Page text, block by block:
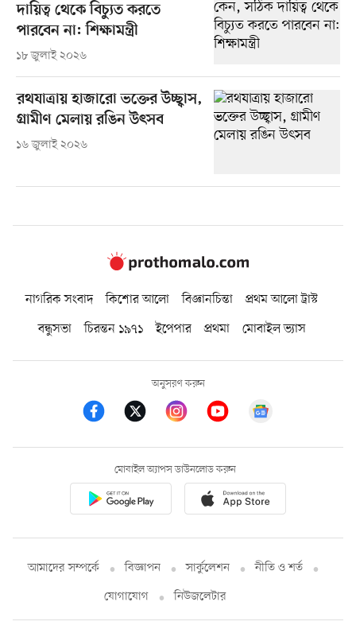
দায়িত্ব থেকে বিচ্যুত করতে
পারবেন না: শিক্ষামন্ত্রী
১৮ জুলাই ২০২৬
রথযাত্রায় হাজারো ভক্তের উচ্ছ্বাস,
গ্রামীণ মেলায় রঙিন উৎসব
১৬ জুলাই ২০২৬
নাগরিক সংবাদ কিশোর আলো বিজ্ঞানচিন্তা
প্রথম আলো ট্রাস্ট
বন্ধুসভা
চিরন্তন ১৯৭১ ইপেপার প্রথমা মোবাইল ভ্যাস
অনুসরণ করুন
মোবাইল অ্যাপস ডাউনলোড করুন
আমাদের সম্পর্কে বিজ্ঞাপন সার্কুলেশন
নীতি ও শর্ত
যোগাযোগ
নিউজলেটার